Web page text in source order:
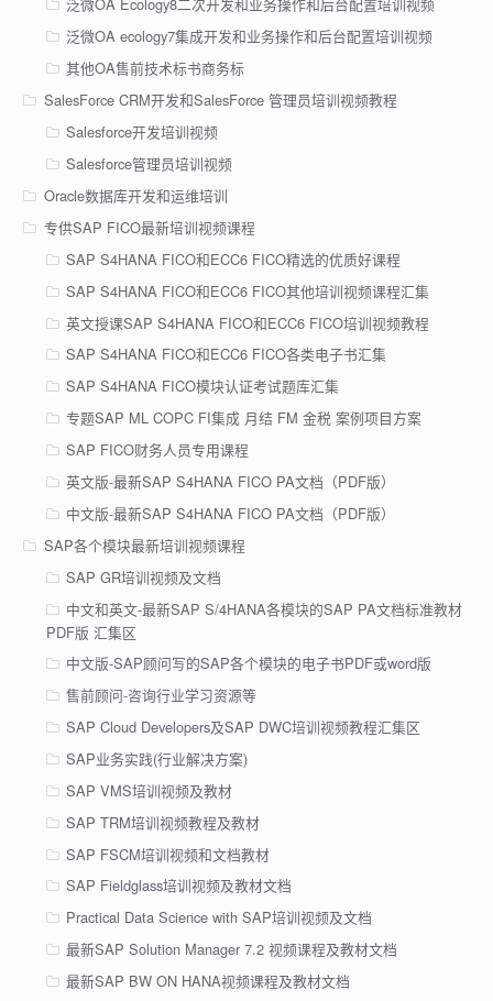
泛微OA ecology7集成开发和业务操作和后台配置培训视频
其他OA售前技术标书商务标
SalesForce CRM开发和SalesForce 管理员培训视频教程
Salesforce开发培训视频
Salesforce管理员培训视频
Oracle数据库开发和运维培训
专供SAP FICO最新培训视频课程
SAP S4HANA FICO和ECC6 FICO精选的优质好课程
SAP S4HANA FICO和ECC6 FICO其他培训视频课程汇集
英文授课SAP S4HANA FICO和ECC6 FICO培训视频教程
SAP S4HANA FICO和ECC6 FICO各类电子书汇集
SAP S4HANA FICO模块认证考试题库汇集
专题SAP ML COPC FI集成 月结 FM 金税 案例项目方案
SAP FICO财务人员专用课程
英文版-最新SAP S4HANA FICO PA文档（PDF版）
中文版-最新SAP S4HANA FICO PA文档（PDF版）
SAP各个模块最新培训视频课程
SAP GR培训视频及文档
中文和英文-最新SAP S/4HANA各模块的SAP PA文档标准教材
PDF版 汇集区
中文版-SAP顾问写的SAP各个模块的电子书PDF或word版
售前顾问-咨询行业学习资源等
SAP Cloud Developers及SAP DWC培训视频教程汇集区
SAP业务实践(行业解决方案)
SAP VMS培训视频及教材
SAP TRM培训视频教程及教材
SAP FSCM培训视频和文档教材
SAP Fieldglass培训视频及教材文档
Practical Data Science with SAP培训视频及文档
最新SAP Solution Manager 7.2 视频课程及教材文档
最新SAP BW ON HANA视频课程及教材文档